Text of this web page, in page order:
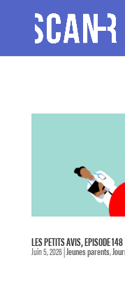
LES PETITS AVIS, EPISODE 148
Juin 5, 2026|Jeunes parents,